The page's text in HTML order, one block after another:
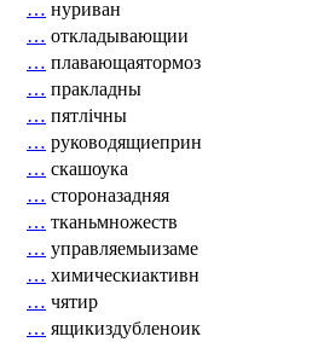
… нуриван
… откладывающии
… плавающаятормоз
… пракладны
… пятлічны
… руководящиеприн
… скашоука
… стороназадняя
… тканьмножеств
… управляемыизаме
… химическиактивн
… чятир
… ящикиздубленоик